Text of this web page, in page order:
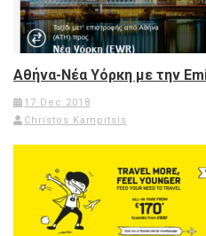
Αθήνα-Νέα Υόρκη με την
17 Dec 2018
Christos Kampitsis